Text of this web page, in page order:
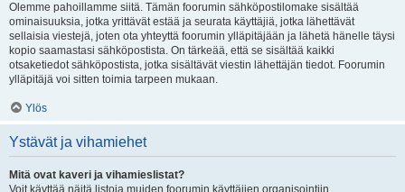
Olemme pahoillamme siitä. Tämän foorumin sähköpostilomake sisältää
ominaisuuksia, jotka yrittävät estää ja seurata käyttäjiä, jotka lähettävät
sellaisia viestejä, joten ota yhteyttä foorumin ylläpitäjään ja lähetä hänelle täysi
kopio saamastasi sähköpostista. On tärkeää, että se sisältää kaikki
otsaketiedot sähköpostista, jotka sisältävät viestin lähettäjän tiedot. Foorumin
ylläpitäjä voi sitten toimia tarpeen mukaan.
Ylös
Ystävät ja vihamiehet
Mitä ovat kaveri ja vihamieslistat?
Voit käyttää näitä listoja muiden foorumin käyttäjien organisointiin.